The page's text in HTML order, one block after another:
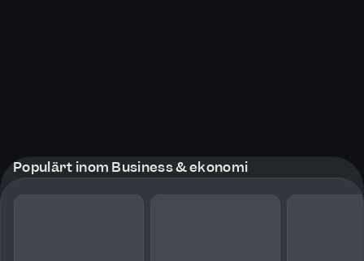
Populärt inom Business & ekonomi